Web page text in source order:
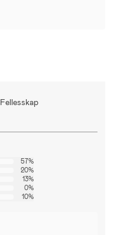
Fellesskap
57%
20%
13%
0%
10%